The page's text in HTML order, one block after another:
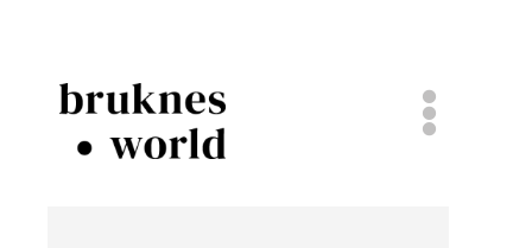
content